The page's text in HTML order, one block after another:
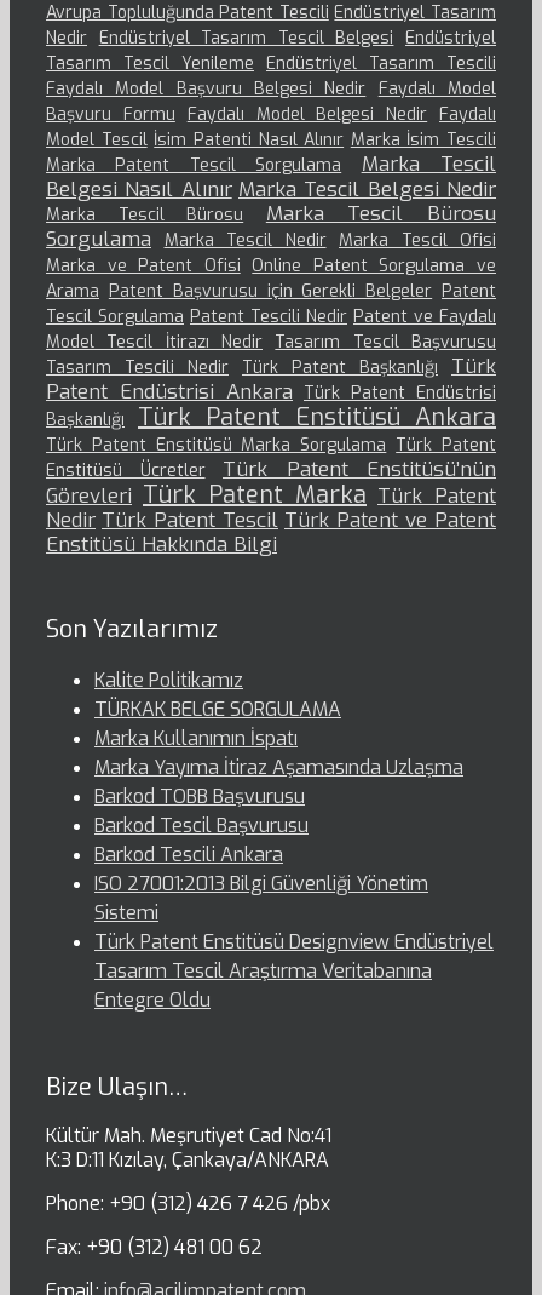
Avrupa Topluluğunda Patent Tescili Endüstriyel Tasarım
Nedir Endüstriyel Tasarım Tescil Belgesi
Endüstriyel
Tasarım Tescil Yenileme
Endüstriyel Tasarım Tescili
Faydalı Model Başvuru Belgesi Nedir
Faydalı Model
Başvuru Formu
Faydalı Model Belgesi Nedir Faydalı
Model Tescil İsim Patenti Nasıl Alınır Marka İsim Tescili
Marka Patent Tescil Sorgulama
Marka Tescil
Belgesi Nasıl Alınır Marka Tescil Belgesi Nedir
Marka Tescil Bürosu
Marka Tescil Bürosu
Sorgulama
Marka Tescil Nedir Marka Tescil Ofisi
Marka ve Patent Ofisi Online Patent Sorgulama ve
Arama Patent Başvurusu için Gerekli Belgeler Patent
Tescil Sorgulama Patent Tescili Nedir Patent ve Faydalı
Model Tescil İtirazı Nedir Tasarım Tescil Başvurusu
Tasarım Tescili Nedir
Türk Patent Başkanlığı
Türk
Patent Endüstrisi Ankara Türk Patent Endüstrisi
Başkanlığı
Türk Patent Enstitüsü Ankara
Türk Patent Enstitüsü Marka Sorgulama Türk Patent
Enstitüsü Ücretler
Türk Patent Enstitüsü’nün
Görevleri Türk Patent Marka Türk Patent
Nedir Türk Patent Tescil Türk Patent ve Patent
Enstitüsü Hakkında Bilgi
Son Yazılarımız
Kalite Politikamız
TÜRKAK BELGE SORGULAMA
Marka Kullanımın İspatı
Marka Yayıma İtiraz Aşamasında Uzlaşma
Barkod TOBB Başvurusu
Barkod Tescil Başvurusu
Barkod Tescili Ankara
ISO 27001:2013 Bilgi Güvenliği Yönetim
Sistemi
Türk Patent Enstitüsü Designview Endüstriyel
Tasarım Tescil Araştırma Veritabanına
Entegre Oldu
Bize Ulaşın…
Kültür Mah. Meşrutiyet Cad No:41
K:3 D:11 Kızılay, Çankaya/ANKARA
Phone: +90 (312) 426 7 426 /pbx
Fax: +90 (312) 481 00 62